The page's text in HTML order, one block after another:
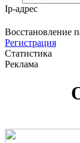
Ip-адрес
Восстановление
Регистрация
Статистика
Реклама